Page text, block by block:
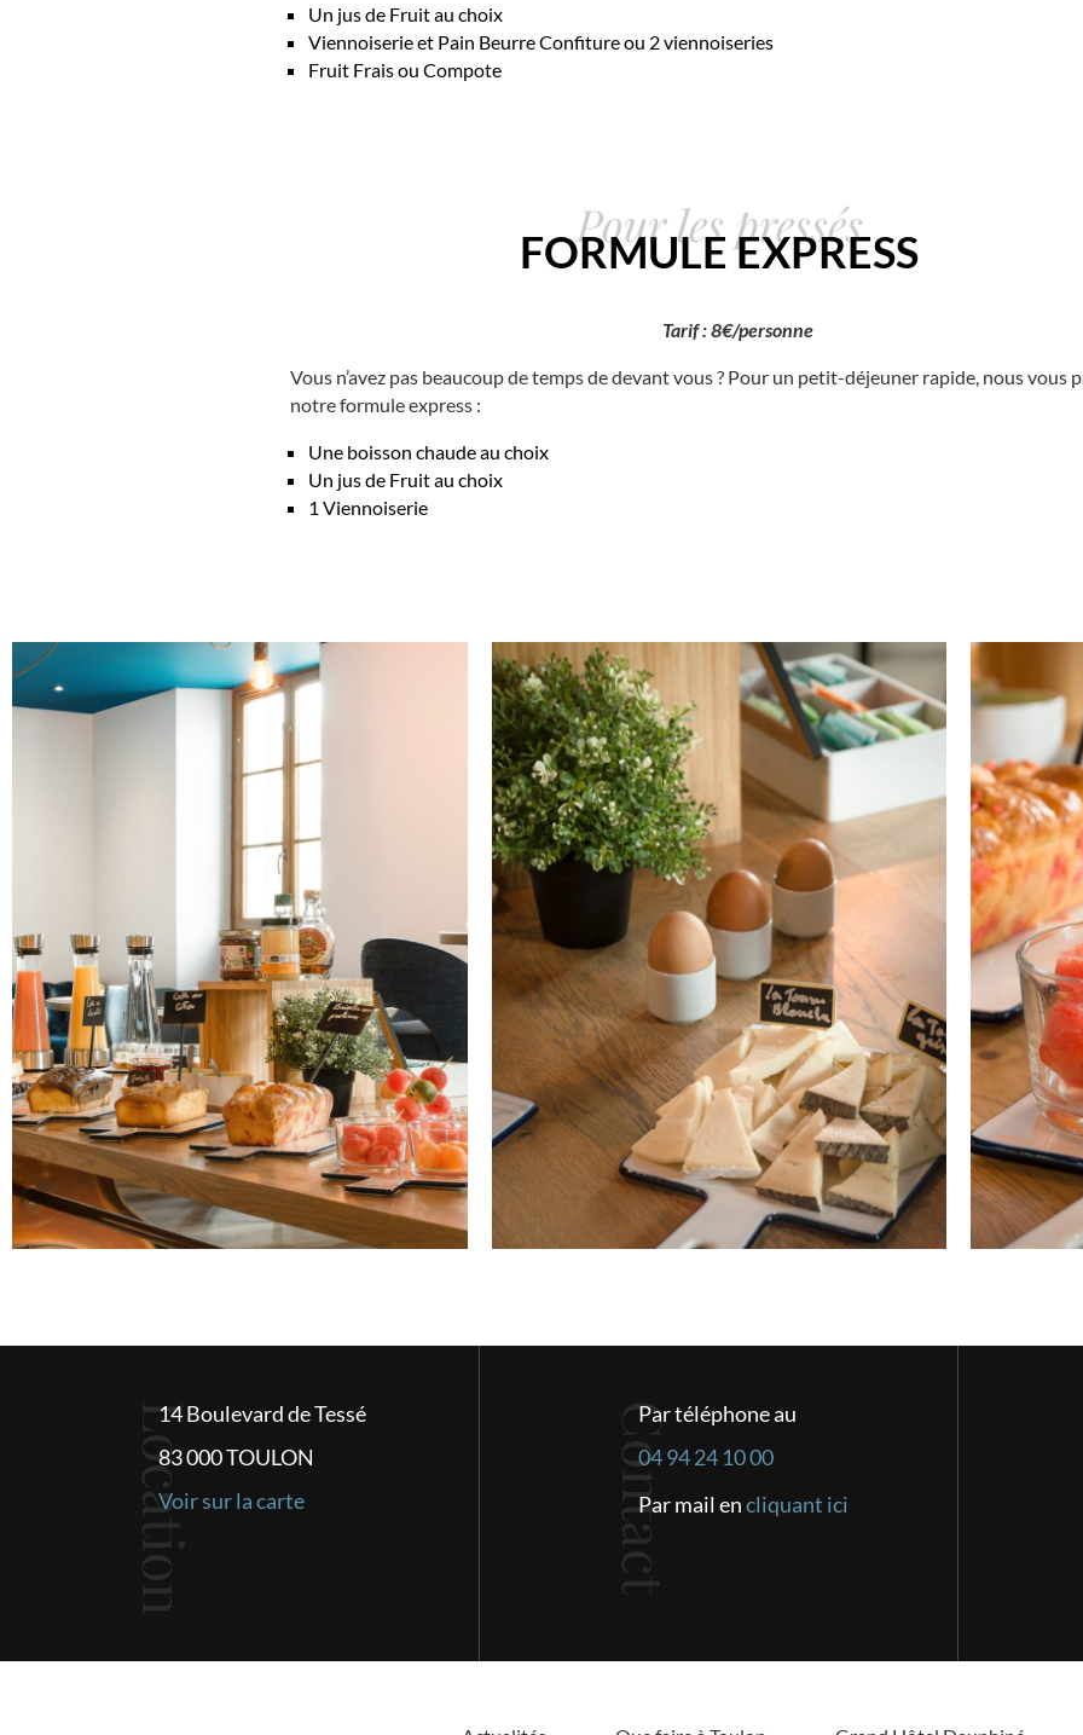
Un jus de Fruit au choix
Viennoiserie et Pain Beurre Confiture ou 2 viennoiseries
Fruit Frais ou Compote
Pour les pressés
FORMULE EXPRESS
Tarif : 8€/personne
Vous n’avez pas beaucoup de temps de devant vous ? Pour un petit-déjeuner rapide, nous vous
notre formule express :
Une boisson chaude au choix
Un jus de Fruit au choix
1 Viennoiserie
Location
14 Boulevard de Tessé
83 000 TOULON
Voir sur la carte
Contact
Par téléphone au
04 94 24 10 00
Par mail encliquant ici